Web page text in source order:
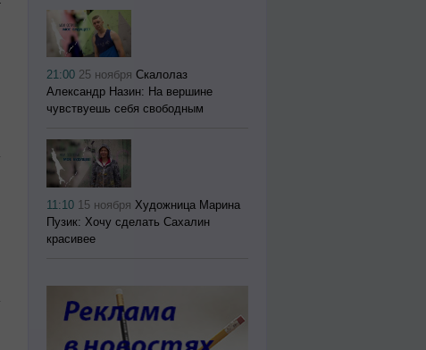
21:00 25 ноября Скалолаз
Александр Назин: На вершине
чувствуешь себя свободным
11:10 15 ноября Художница Марина
Пузик: Хочу сделать Сахалин
красивее